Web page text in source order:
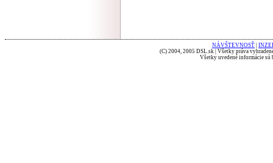
NÁVŠTEVNOSŤ
(C) 2004, 2005 DSL.sk | Všetky práva
Všetky uvedené informácie sú